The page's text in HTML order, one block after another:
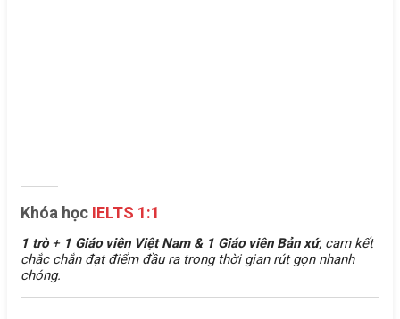
Khóa học IELTS 1:1
1 trò+ 1 Giáo viên Việt Nam & 1 Giáo viên Bản xứ, cam kết
chắc chắn đạt điểm đầu ra trong thời gian rút gọn nhanh
chóng.